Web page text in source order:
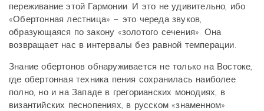
переживание этой Гармонии. И это не удивительно, ибо
«Обертонная лестница» – это череда звуков,
образующаяся по закону «золотого сечения». Она
возвращает нас в интервалы без равной темперации.
Знание обертонов обнаруживается не только на Востоке,
где обертонная техника пения сохранилась наиболее
полно, но и на Западе в грегорианских монодиях, в
византийских песнопениях, в русском «знаменном»